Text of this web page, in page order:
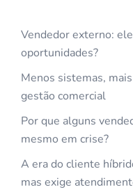
Vendedor externo:
oportunidades?
Menos sistemas,
gestão comercial
Por que alguns
mesmo em crise?
A era do cliente
mas exige